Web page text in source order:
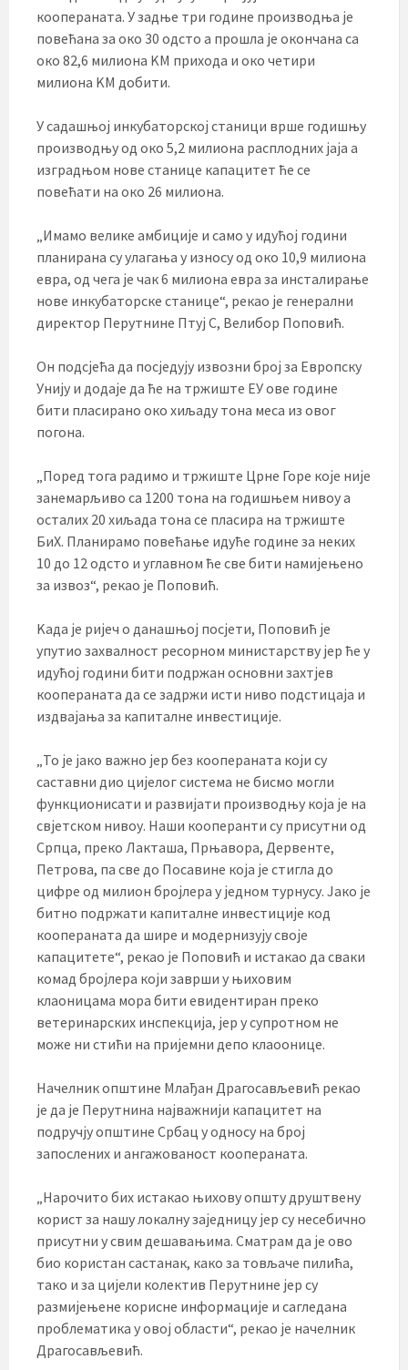
коопераната. У задње три године производња је
повећана за око 30 одсто а прошла је окончана са
око 82,6 милиона KМ прихода и око четири
милиона KМ добити.
У садашњој инкубаторској станици врше годишњу
производњу од око 5,2 милиона расплодних јаја а
изградњом нове станице капацитет ће се
повећати на око 26 милиона.
„Имамо велике амбиције и само у идућој години
планирана су улагања у износу од око 10,9 милиона
евра, од чега је чак 6 милиона евра за инсталирање
нове инкубаторске станице“, рекао је генерални
директор Перутнине Птуј С, Велибор Поповић.
Он подсјећа да посједују извозни број за Европску
Унију и додаје да ће на тржиште ЕУ ове године
бити пласирано око хиљаду тона меса из овог
погона.
„Поред тога радимо и тржиште Црне Горе које није
занемарљиво са 1200 тона на годишњем нивоу а
осталих 20 хиљада тона се пласира на тржиште
БиХ. Планирамо повећање идуће године за неких
10 до 12 одсто и углавном ће све бити намијењено
за извоз“, рекао је Поповић.
Kада је ријеч о данашњој посјети, Поповић је
упутио захвалност ресорном министарству јер ће у
идућој години бити подржан основни захтјев
коопераната да се задржи исти ниво подстицаја и
издвајања за капиталне инвестиције.
„То је јако важно јер без коопераната који су
саставни дио цијелог система не бисмо могли
функционисати и развијати производњу која је на
свјетском нивоу. Наши кооперанти су присутни од
Српца, преко Лакташа, Прњавора, Дервенте,
Петрова, па све до Посавине која је стигла до
цифре од милион бројлера у једном турнусу. Јако је
битно подржати капиталне инвестиције код
коопераната да шире и модернизују своје
капацитете“, рекао је Поповић и истакао да сваки
комад бројлера који заврши у њиховим
клаоницама мора бити евидентиран преко
ветеринарских инспекција, јер у супротном не
може ни стићи на пријемни депо клаоонице.
Начелник општине Млађан Драгосављевић рекао
је да је Перутнина најважнији капацитет на
подручју општине Србац у односу на број
запослених и ангажованост коопераната.
„Нарочито бих истакао њихову општу друштвену
корист за нашу локалну заједницу јер су несебично
присутни у свим дешавањима. Сматрам да је ово
био користан састанак, како за товљаче пилића,
тако и за цијели колектив Перутнине јер су
размијењене корисне информације и сагледана
проблематика у овој области“, рекао је начелник
Драгосављевић.